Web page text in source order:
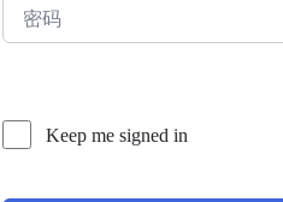
Keep me signed in